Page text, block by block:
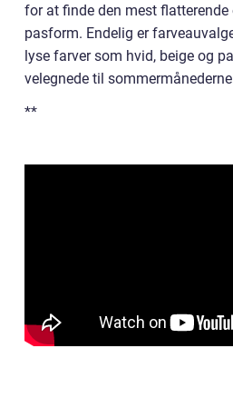
for at finde den mest flatterende
pasform. Endelig er
lyse farver som hvid, beige og
velegnede til
**